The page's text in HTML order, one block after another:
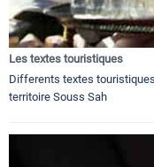
Les textes touristiques
Differents textes
territoire Souss Sah